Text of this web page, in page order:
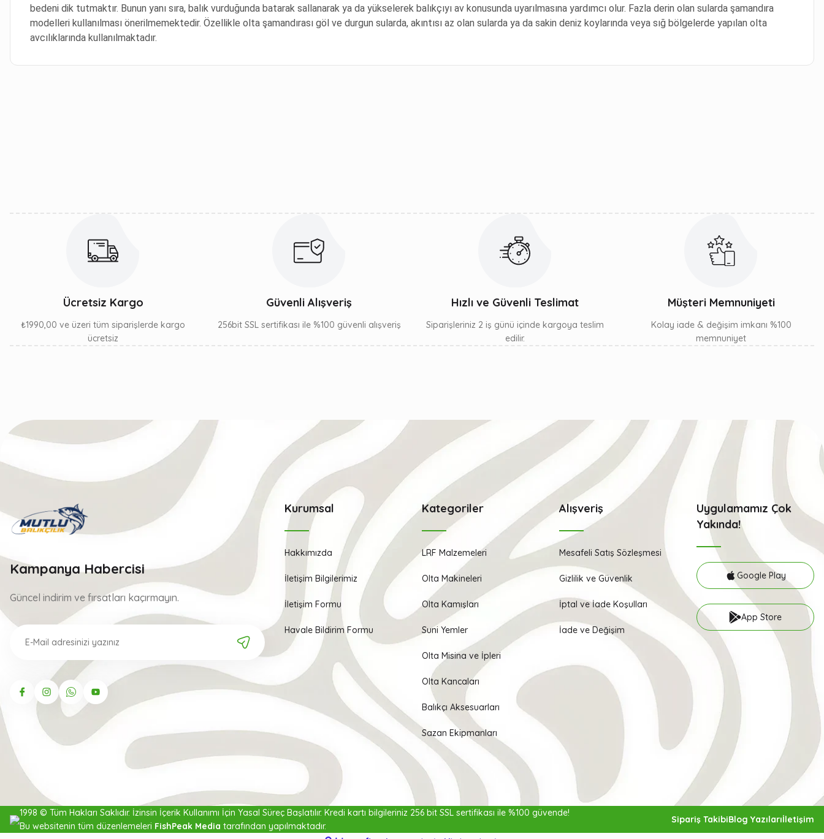
bedeni dik tutmaktır. Bunun yanı sıra, balık vurduğunda batarak sallanarak ya da yükselerek balıkçıyı av konusunda uyarılmasına yardımcı olur. Fazla derin olan sularda şamandıra
modelleri kullanılması önerilmemektedir. Özellikle olta şamandırası göl ve durgun sularda, akıntısı az olan sularda ya da sakin deniz koylarında veya sığ bölgelerde yapılan olta
avcılıklarında kullanılmaktadır.
Discovery 3 gr
Şamandıra
₺65,00 Gelince Haber Ver
Ücretsiz Kargo
₺1990,00 ve üzeri tüm siparişlerde kargo
ücretsiz
Güvenli Alışveriş
256bit SSL sertifikası ile %100 güvenli alışveriş
Hızlı ve Güvenli Teslimat
Siparişleriniz 2 iş günü içinde kargoya teslim
edilir.
Müşteri Memnuniyeti
Kolay iade & değişim imkanı %100
memnuniyet
Kampanya Habercisi
Güncel indirim ve fırsatları kaçırmayın.
Kurumsal
Hakkımızda
İletişim Bilgilerimiz
İletişim Formu
Havale Bildirim Formu
Kategoriler
LRF Malzemeleri
Olta Makineleri
Olta Kamışları
Suni Yemler
Olta Misina ve İpleri
Olta Kancaları
Balıkçı Aksesuarları
Sazan Ekipmanları
Alışveriş
Mesafeli Satış Sözleşmesi
Gizlilik ve Güvenlik
İptal ve İade Koşulları
İade ve Değişim
Uygulamamız Çok
Yakında!
Google Play
App Store
1998 © Tüm Hakları Saklıdır. İzinsin İçerik Kullanımı İçin Yasal Süreç Başlatılır. Kredi kartı bilgileriniz 256 bit SSL sertifikası ile %100 güvende!
Bu websitenin tüm düzenlemeleri FishPeak Media tarafından yapılmaktadır.
Sipariş TakibiBlog Yazılarıİletişim